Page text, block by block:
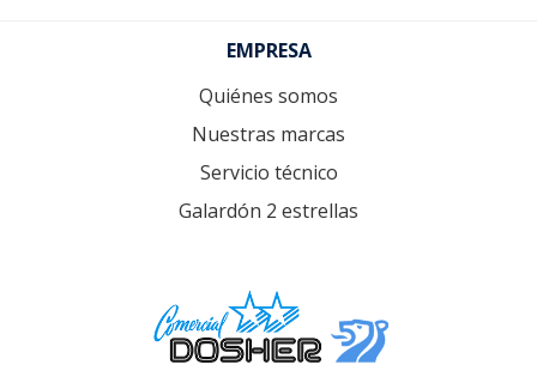
EMPRESA
Quiénes somos
Nuestras marcas
Servicio técnico
Galardón 2 estrellas